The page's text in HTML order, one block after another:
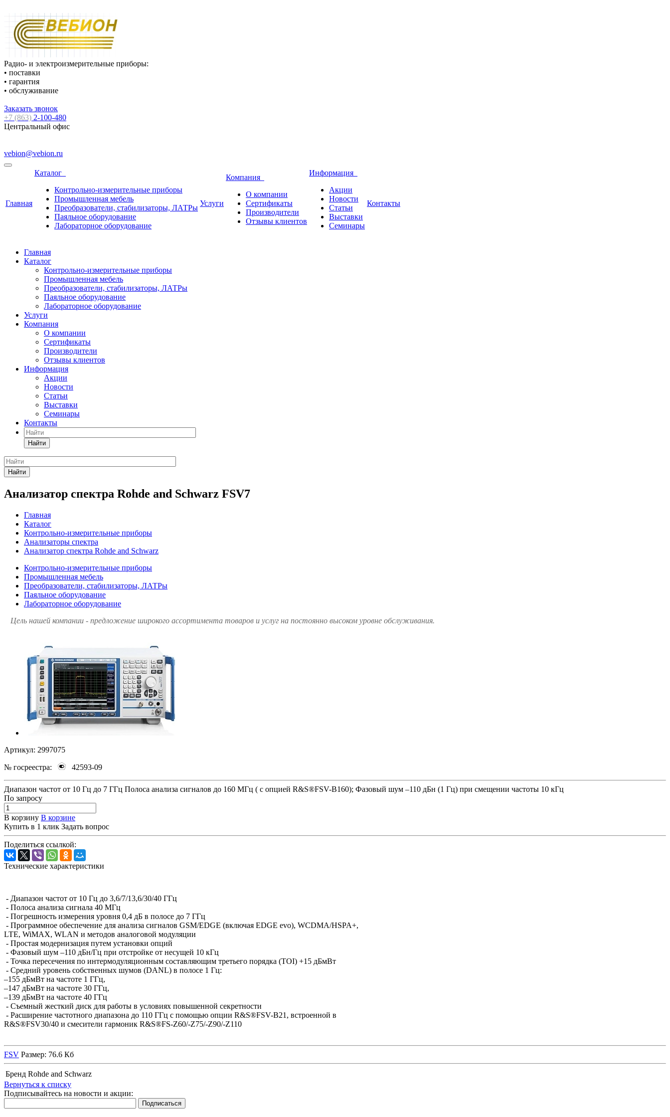
Радио- и электроизмерительные приборы:
• поставки
• гарантия
• обслуживание
Заказать звонок
+7 (863) 2-100-480
Центральный офис
vebion@vebion.ru
Главная
Каталог
Контрольно-измерительные приборы
Промышленная мебель
Преобразователи, стабилизаторы, ЛАТРы
Паяльное оборудование
Лабораторное оборудование
Услуги
Компания
О компании
Сертификаты
Производители
Отзывы клиентов
Информация
Акции
Новости
Статьи
Выставки
Семинары
Контакты
Главная
Каталог
Контрольно-измерительные приборы
Промышленная мебель
Преобразователи, стабилизаторы, ЛАТРы
Паяльное оборудование
Лабораторное оборудование
Услуги
Компания
О компании
Сертификаты
Производители
Отзывы клиентов
Информация
Акции
Новости
Статьи
Выставки
Семинары
Контакты
Найти
Найти
Анализатор спектра Rohde and Schwarz FSV7
Главная
Каталог
Контрольно-измерительные приборы
Анализаторы спектра
Анализатор спектра Rohde and Schwarz
Контрольно-измерительные приборы
Промышленная мебель
Преобразователи, стабилизаторы, ЛАТРы
Паяльное оборудование
Лабораторное оборудование
Цель нашей компании - предложение широкого ассортимента товаров и услуг на постоянно высоком уровне обслуживания.
Артикул: 2997075
№ госреестра: 42593-09
Диапазон частот от 10 Гц до 7 ГГц Полоса анализа сигналов до 160 МГц ( с опцией R&S®FSV-B160); Фазовый шум –110 дБн (1 Гц) при смещении частоты 10 кГц
По запросу
В корзину В корзине
Купить в 1 клик Задать вопрос
Поделиться ссылкой:
Технические характеристики
- Диапазон частот от 10 Гц до 3,6/7/13,6/30/40 ГГц
- Полоса анализа сигнала 40 МГц
- Погрешность измерения уровня 0,4 дБ в полосе до 7 ГГц
- Программное обеспечение для анализа сигналов GSM/EDGE (включая EDGE evo), WCDMA/HSPA+,
LTE, WiMAX, WLAN и методов аналоговой модуляции
- Простая модернизация путем установки опций
- Фазовый шум –110 дБн/Гц при отстройке от несущей 10 кГц
- Точка пересечения по интермодуляционным составляющим третьего порядка (TOI) +15 дБмВт
- Средний уровень собственных шумов (DANL) в полосе 1 Гц:
–155 дБмВт на частоте 1 ГГц,
–147 дБмВт на частоте 30 ГГц,
–139 дБмВт на частоте 40 ГГц
- Съемный жесткий диск для работы в условиях повышенной секретности
- Расширение частотного диапазона до 110 ГГц с помощью опции R&S®FSV-B21, встроенной в
R&S®FSV30/40 и смесители гармоник R&S®FS-Z60/-Z75/-Z90/-Z110
FSV Размер: 76.6 Кб
Бренд Rohde and Schwarz
Вернуться к списку
Подписывайтесь на новости и акции: